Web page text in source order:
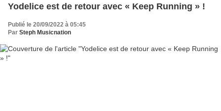
Yodelice est de retour avec « Keep Running » !
Publié le 20/09/2022 à 05:45
Par Steph Musicnation